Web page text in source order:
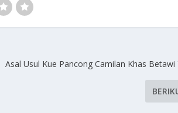
Asal Usul Kue Pancong Camilan Khas Betawi